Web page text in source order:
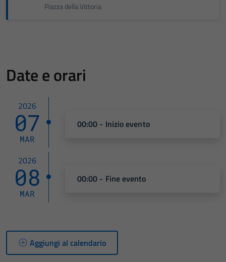
Piazza della Vittoria
Date e orari
2026
07
MAR
00:00 - Inizio evento
2026
08
MAR
00:00 - Fine evento
Aggiungi al calendario